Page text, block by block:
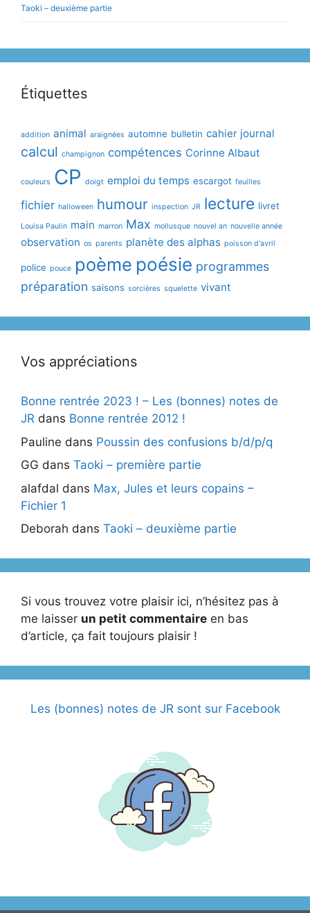
Taoki – deuxième partie
Étiquettes
addition animal araignées automne bulletin cahier journal
calcul champignon compétences Corinne Albaut
couleurs CP doigt emploi du temps escargot feuilles
fichier halloween humour inspection JR lecture livret
Louisa Paulin main marron Max mollusque nouvel an nouvelle année
observation os parents planète des alphas poisson d'avril
police pouce poème poésie programmes
préparation saisons sorcières squelette vivant
Vos appréciations
Bonne rentrée 2023 ! – Les (bonnes) notes de
JR dans Bonne rentrée 2012 !
Pauline dans Poussin des confusions b/d/p/q
GG dans Taoki – première partie
alafdal dans Max, Jules et leurs copains –
Fichier 1
Deborah dans Taoki – deuxième partie
Si vous trouvez votre plaisir ici, n’hésitez pas à
me laisser un petit commentaire en bas
d’article, ça fait toujours plaisir !
Les (bonnes) notes de JR sont sur Facebook